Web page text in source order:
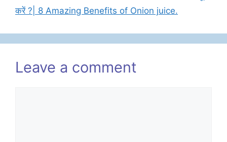
करें ?| 8 Amazing Benefits of Onion juice.
Leave a comment